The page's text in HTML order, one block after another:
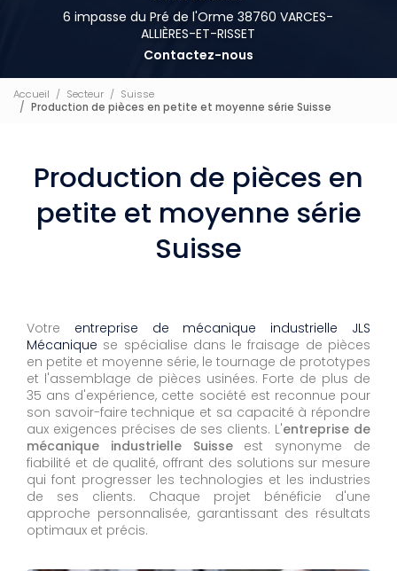
6 impasse du Pré de l'Orme 38760 VARCES-
ALLIÈRES-ET-RISSET
Contactez-nous
Accueil Secteur
Suisse
Production de pièces en petite et moyenne série Suisse
Production de pièces en
petite et moyenne série
Suisse
Votre entreprise de mécanique industrielle JLS
Mécanique se spécialise dans le fraisage de pièces
en petite et moyenne série, le tournage de prototypes
et l'assemblage de pièces usinées. Forte de plus de
35 ans d'expérience, cette société est reconnue pour
son savoir-faire technique et sa capacité à répondre
aux exigences précises de ses clients. L'entreprise de
mécanique industrielle Suisseest synonyme de
fiabilité et de qualité, offrant des solutions sur mesure
qui font progresser les technologies et les industries
de ses clients. Chaque projet bénéficie d'une
approche personnalisée, garantissant des résultats
optimaux et précis.